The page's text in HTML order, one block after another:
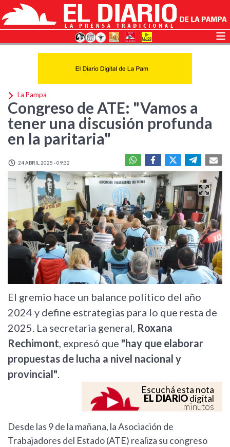
La Pampa
Congreso de ATE: "Vamos a
tener una discusión profunda
en la paritaria"
24 ABRIL 2025 - 09:32
El gremio hace un balance político del año
2024 y define estrategias para lo que resta de
2025. La secretaria general, Roxana
Rechimont, expresó que "hay que elaborar
propuestas de lucha a nivel nacional y
provincial".
Escuchá esta nota
EL DIARIOdigital
minutos
Desde las 9 de la mañana, la Asociación de
Trabajadores del Estado (ATE) realiza su congreso